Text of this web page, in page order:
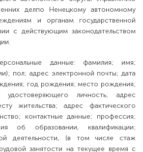
делпо Ненецкому автономному
и органам государственной
с действующим законодательством
данные: фамилия; имя;
пол; адрес электронной почты; дата
год рождения; место рождения;
удостоверяющего личность; адрес
жительства; адрес фактического
контактные данные; профессия;
об образовании, квалификации;
деятельности, (в том числе стаж
занятости на текущее время с